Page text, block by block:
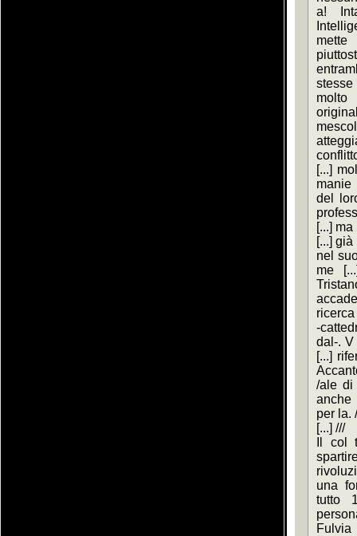
a!
[...]
del
[...]
[...]
nel
me
-
dal-. V
[...]
/ale di
anche
per la.
[...] ///
Il col
una
tutto